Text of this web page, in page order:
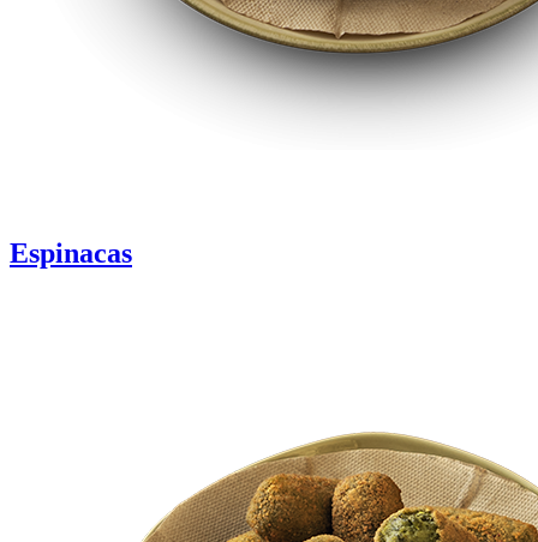
Espinacas